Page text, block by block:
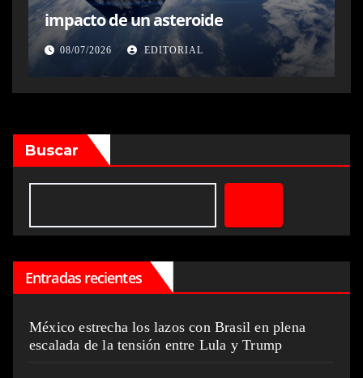
impacto de un asteroide
08/07/2026 EDITORIAL
Buscar
Entradas recientes
México estrecha los lazos con Brasil en plena
escalada de la tensión entre Lula y Trump